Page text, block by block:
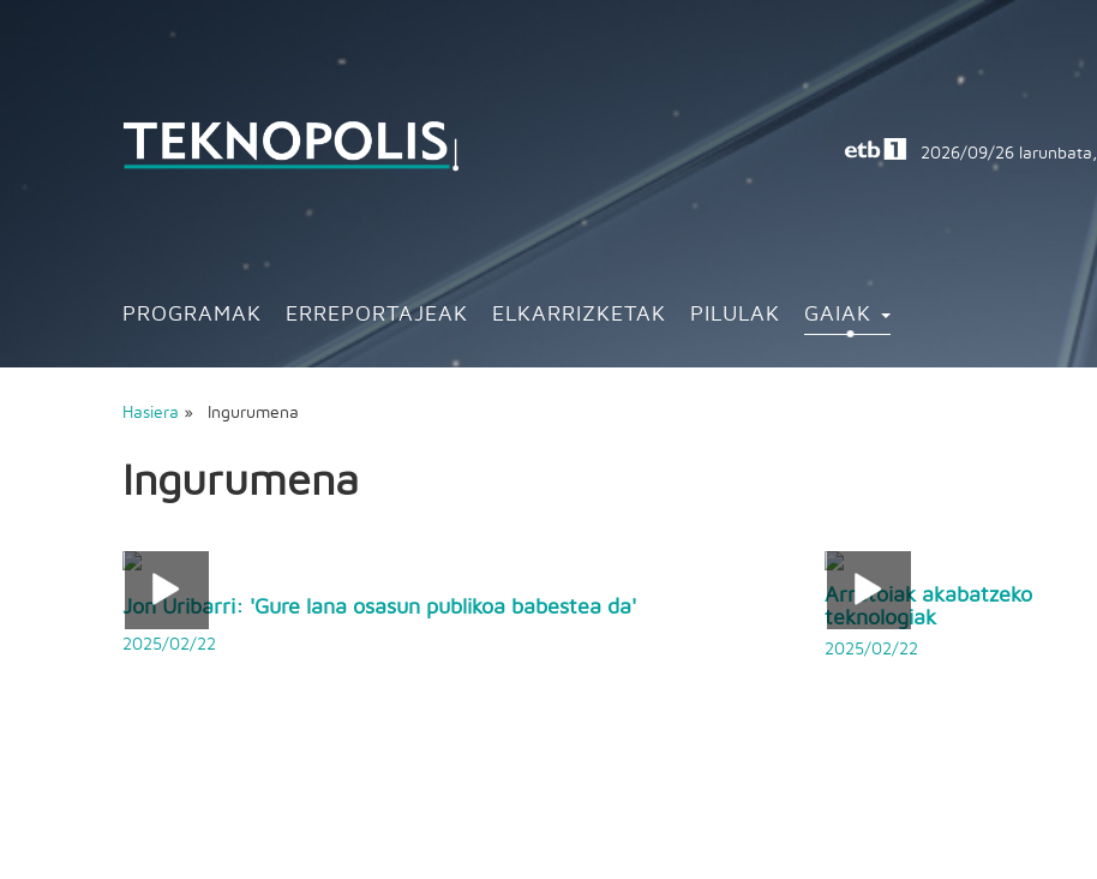
PROGRAMAK ERREPORTAJEAK ELKARRIZKETAK PILULAK GAIAK
2026/09/26 larunbata,
Hasiera » Ingurumena
Ingurumena
Jon Uribarri: 'Gure lana osasun publikoa babestea da'
2025/02/22
Arratoiak akabatzeko
teknologiak
2025/02/22